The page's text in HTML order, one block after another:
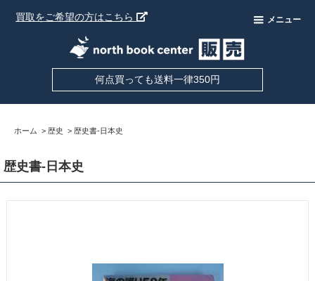
買取をご希望の方はこちら メニュー
何点買っても送料一律350円
ホーム > 歴史 > 歴史書-日本史
歴史書-日本史